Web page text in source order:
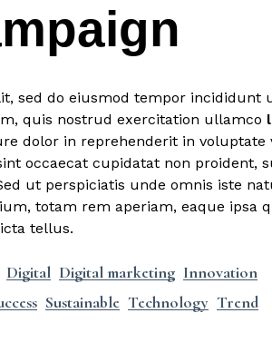
sed do eiusmod tempor incididunt
quis nostrud exercitation ullamco
dolor in reprehenderit in voluptate
occaecat cupidatat non proident,
ut perspiciatis unde omnis iste
totam rem aperiam, eaque ipsa
tellus.
Digital Digital marketing Innovation
Sustainable Technology Trend